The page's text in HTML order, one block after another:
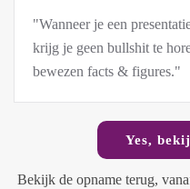
"Wanneer je een
krijg je geen bullshit te
bewezen facts & figures."
Yes,
Bekijk de opname terug,